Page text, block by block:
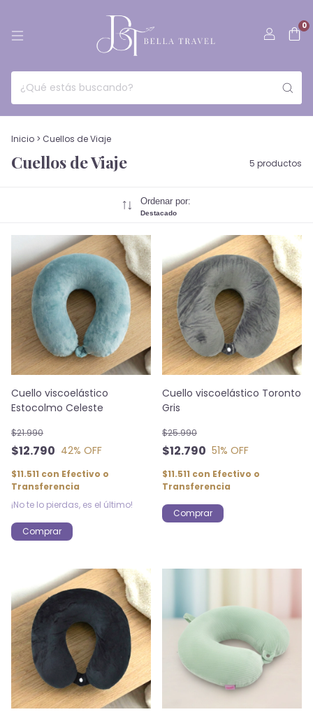
0
Inicio > Cuellos de Viaje
Cuellos de Viaje 5 productos
Ordenar por:
Destacado
Cuello viscoelástico
Estocolmo Celeste
$12.790
$21.990
42% OFF
$11.511 con Efectivo o
Transferencia
¡No te lo pierdas, es el último!
Comprar
Cuello viscoelástico Toronto
Gris
$12.790
$25.990
51% OFF
$11.511 con Efectivo o
Transferencia
Comprar